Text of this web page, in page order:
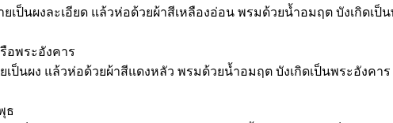
เป็นผงละเอียด แล้วห่อด้วยผ้าสีเหลืองอ่อน พรมด้วยน้ำอมฤต บังเกิดเป็
อพระอังคาร
ป็นผง แล้วห่อด้วยผ้าสีแดงหลัว พรมด้วยน้ำอมฤต บังเกิดเป็นพระอังคา
ธ